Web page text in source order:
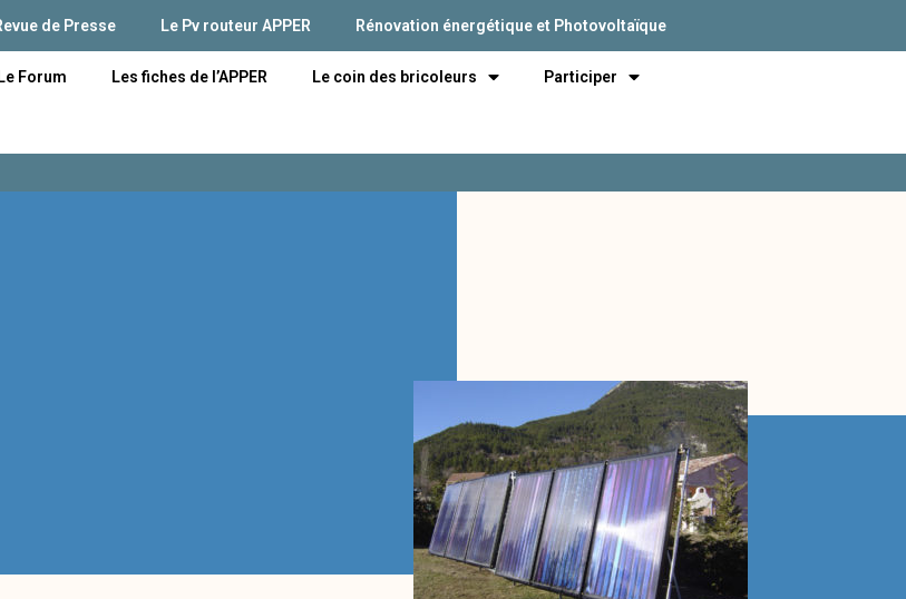
de Presse Le Pv routeur APPER Rénovation énergétique et Photovoltaïque
Le Forum Les fiches de l’APPER Le coin des bricoleurs Participer